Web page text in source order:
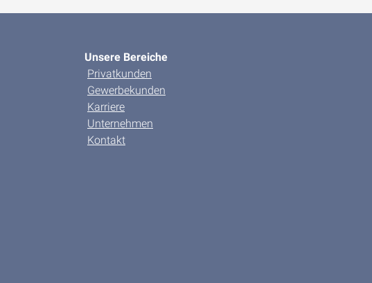
Unsere Bereiche
Privatkunden
Gewerbekunden
Karriere
Unternehmen
Kontakt